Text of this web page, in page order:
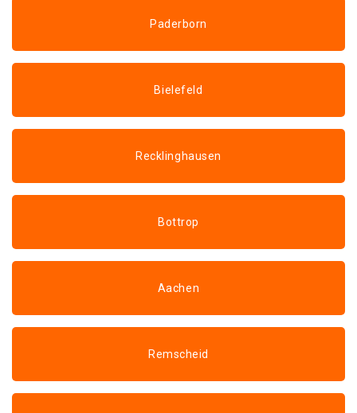
Paderborn
Bielefeld
Recklinghausen
Bottrop
Aachen
Remscheid